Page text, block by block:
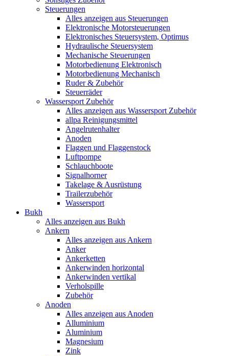
Steuerungen
Alles anzeigen aus Steuerungen
Elektronische Motorsteuerungen
Elektronisches Steuersystem, Optimus
Hydraulische Steuersystem
Mechanische Steuerungen
Motorbedienung Elektronisch
Motorbedienung Mechanisch
Ruder & Zubehör
Steuerräder
Wassersport Zubehör
Alles anzeigen aus Wassersport Zubehör
allpa Reinigungsmittel
Angelrutenhalter
Anoden
Flaggen und Flaggenstock
Luftpompe
Schlauchboote
Signalhorner
Takelage & Ausrüstung
Trailerzubehör
Wassersport
Bukh
Alles anzeigen aus Bukh
Ankern
Alles anzeigen aus Ankern
Anker
Ankerketten
Ankerwinden horizontal
Ankerwinden vertikal
Verholspille
Zubehör
Anoden
Alles anzeigen aus Anoden
Alluminium
Aluminium
Magnesium
Zink